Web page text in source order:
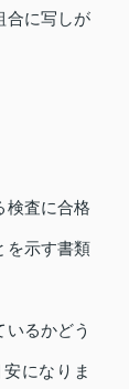
合に写しが
検査に合格
を示す書類
るかどう
になりま